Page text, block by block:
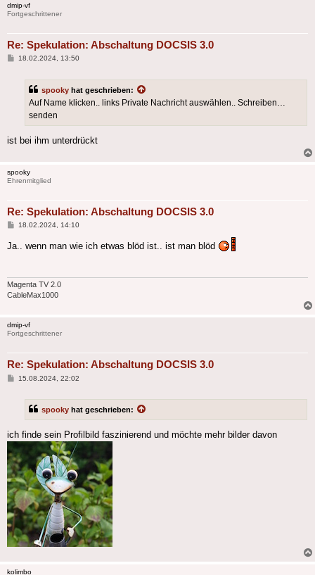
dmip-vf
Fortgeschrittener
Re: Spekulation: Abschaltung DOCSIS 3.0
Beitrag
18.02.2024, 13:50
spooky hat geschrieben:
Auf Name klicken.. links Private Nachricht auswählen.. Schreiben…
senden
ist bei ihm unterdrückt
spooky
Ehrenmitglied
Re: Spekulation: Abschaltung DOCSIS 3.0
Beitrag
18.02.2024, 14:10
Ja.. wenn man wie ich etwas blöd ist.. ist man blöd
Magenta TV 2.0
CableMax1000
dmip-vf
Fortgeschrittener
Re: Spekulation: Abschaltung DOCSIS 3.0
Beitrag
15.08.2024, 22:02
spooky hat geschrieben:
ich finde sein Profilbild faszinierend und möchte mehr bilder davon
kolimbo